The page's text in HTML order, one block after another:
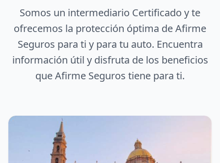
Somos un intermediario Certificado y te
ofrecemos la protección óptima de Afirme
Seguros para ti y para tu auto. Encuentra
información útil y disfruta de los beneficios
que Afirme Seguros tiene para ti.